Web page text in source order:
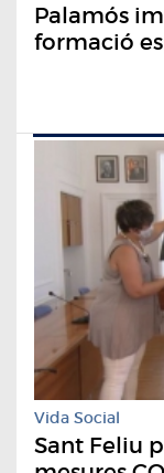
Palamós
formació
Vida Social
Sant Feliu